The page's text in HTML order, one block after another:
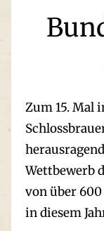
Zum 15. Mal
Wettbewerb
von über
in diesem